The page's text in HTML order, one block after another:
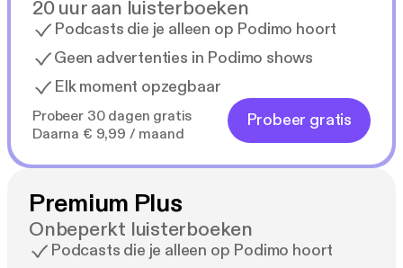
20 uur aan luisterboeken
Podcasts die je alleen op Podimo hoort
Geen advertenties in Podimo shows
Elk moment opzegbaar
Probeer 30 dagen gratis
Daarna € 9,99 / maand
Probeer gratis
Premium Plus
Onbeperkt luisterboeken
Podcasts die je alleen op Podimo hoort